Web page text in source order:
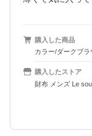
購入した商品
カラー/ダークブラ
購入したストア
財布 メンズ Le